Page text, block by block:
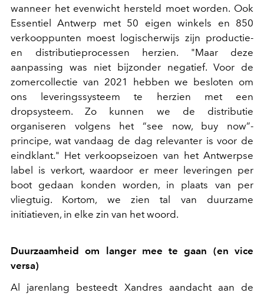
wanneer het evenwicht hersteld moet worden. Ook
Essentiel Antwerp met 50 eigen winkels en 850
verkooppunten moest logischerwijs zijn productie-
en distributieprocessen herzien. "Maar deze
aanpassing was niet bijzonder negatief. Voor de
zomercollectie van 2021 hebben we besloten om
ons leveringssysteem te herzien met een
dropsysteem. Zo kunnen we de distributie
organiseren volgens het “see now, buy now”-
principe, wat vandaag de dag relevanter is voor de
eindklant." Het verkoopseizoen van het Antwerpse
label is verkort, waardoor er meer leveringen per
boot gedaan konden worden, in plaats van per
vliegtuig. Kortom, we zien tal van duurzame
initiatieven, in elke zin van het woord.
Duurzaamheid om langer mee te gaan (en vice
versa)
Al jarenlang besteedt Xandres aandacht aan de